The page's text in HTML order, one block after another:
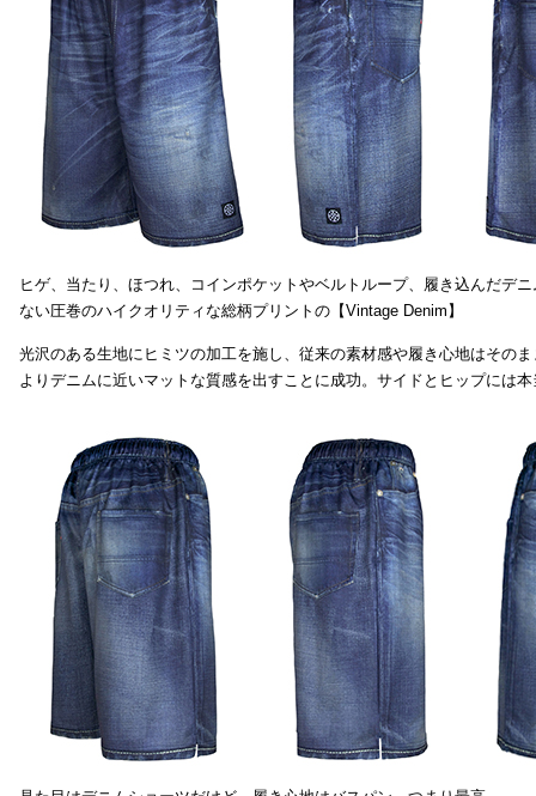
ヒゲ、当たり、ほつれ、コインポケットやベルトループ、履き込んだデ
ない圧巻のハイクオリティな総柄プリントの【Vintage Denim】
光沢のある生地にヒミツの加工を施し、従来の素材感や履き心地はそのま
よりデニムに近いマットな質感を出すことに成功。サイドとヒップには